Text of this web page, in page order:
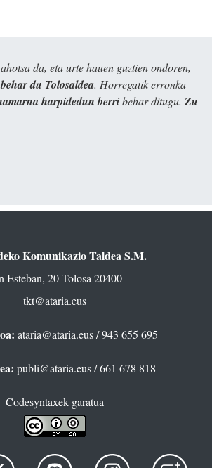
da, eta urte hauen guztien ondoren,
du Tolosaldea. Horregatik erronka
harpidedun berribehar ditugu. Zu
Komunikazio Taldea S.M.
Esteban, 20 Tolosa 20400
tkt@ataria.eus
ataria@ataria.eus/ 943 655 695
publi@ataria.eus/ 661 678 818
Codesyntaxek garatua